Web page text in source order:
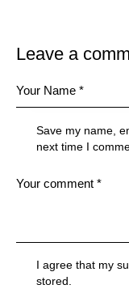
Leave a
Save my name,
next time I
I agree that my
stored.